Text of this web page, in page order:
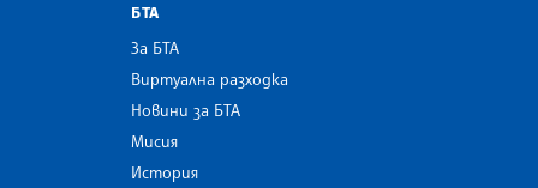
БТА
За БТА
Виртуална разходка
Новини за БТА
Мисия
История